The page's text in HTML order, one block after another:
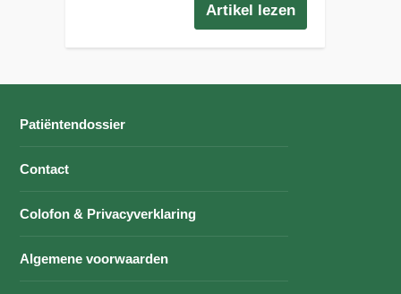
Artikel lezen
Patiëntendossier
Contact
Colofon & Privacyverklaring
Algemene voorwaarden